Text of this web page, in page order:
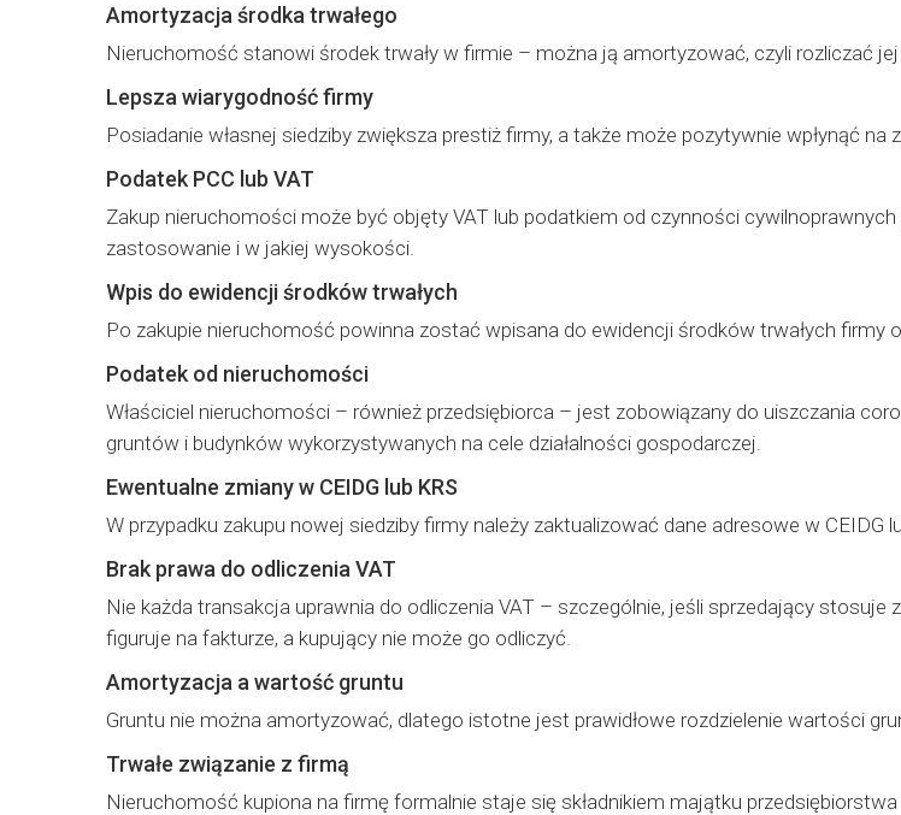
Amortyzacja środka trwałego
Nieruchomość stanowi środek trwały w firmie – można ją amortyzować, czyli rozliczać
Lepsza wiarygodność firmy
Posiadanie własnej siedziby zwiększa prestiż firmy, a także może pozytywnie wpłynąć na
Podatek PCC lub VAT
Zakup nieruchomości może być objęty VAT lub podatkiem od czynności
zastosowanie i w jakiej wysokości.
Wpis do ewidencji środków trwałych
Po zakupie nieruchomość powinna zostać wpisana do ewidencji środków trwałych firmy
Podatek od nieruchomości
Właściciel nieruchomości – również przedsiębiorca – jest zobowiązany do uiszczania
gruntów i budynków wykorzystywanych na cele działalności gospodarczej.
Ewentualne zmiany w CEIDG lub KRS
W przypadku zakupu nowej siedziby firmy należy zaktualizować dane adresowe w CEIDG
Brak prawa do odliczenia VAT
Nie każda transakcja uprawnia do odliczenia VAT – szczególnie, jeśli sprzedający
figuruje na fakturze, a kupujący nie może go odliczyć.
Amortyzacja a wartość gruntu
Gruntu nie można amortyzować, dlatego istotne jest prawidłowe rozdzielenie wartości
Trwałe związanie z firmą
Nieruchomość kupiona na firmę formalnie staje się składnikiem majątku